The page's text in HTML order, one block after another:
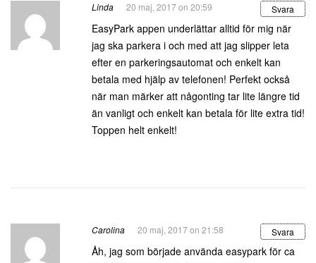
Linda 20 maj, 2017 on 20:59 Svara
EasyPark appen underlättar alltid för mig när
jag ska parkera i och med att jag slipper leta
efter en parkeringsautomat och enkelt kan
betala med hjälp av telefonen! Perfekt också
när man märker att någonting tar lite längre tid
än vanligt och enkelt kan betala för lite extra tid!
Toppen helt enkelt!
Carolina 20 maj, 2017 on 21:58 Svara
Åh, jag som började använda easypark för ca